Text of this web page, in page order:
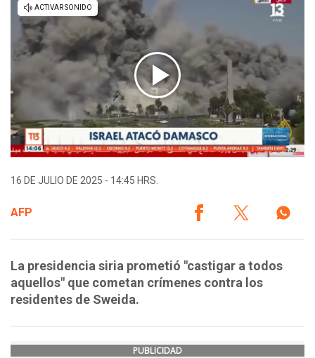
16 DE JULIO DE 2025 - 14:45 HRS.
AFP
La presidencia siria prometió "castigar a todos
aquellos" que cometan crímenes contra los
residentes de Sweida.
PUBLICIDAD